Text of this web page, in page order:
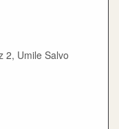
2, Umile Salvo